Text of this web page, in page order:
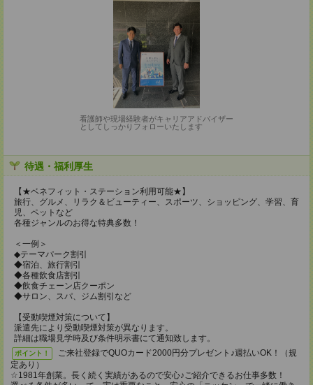
看護師や現場経験者がキャリアアドバイザー
としてしっかりフォローいたします
待遇・福利厚生
【★ベネフィット・ステーション利用可能★】
旅行、グルメ、リラク＆ビューティー、スポーツ、ショッピング、学習、育
児、ペットなど
各種ジャンルのお得な特典多数！
＜一例＞
◆テーマパーク割引
◆宿泊、旅行割引
◆各種飲食店割引
◆飲食チェーン店クーポン
◆サロン、スパ、ジム割引など
【受動喫煙対策について】
派遣先により受動喫煙対策が異なります。
詳細は職場見学時及び条件明示書にて通知致します。
ポイント！
ご来社登録でQUOカード2000円分プレゼント♪週払いOK！（規
定あり）
☆1981年創業。長く続く実績があるので安心♪ご紹介できるお仕事多数！